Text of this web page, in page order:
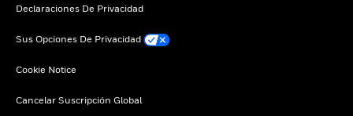
Declaraciones De Privacidad
Sus Opciones De Privacidad
Cookie Notice
Cancelar Suscripción Global